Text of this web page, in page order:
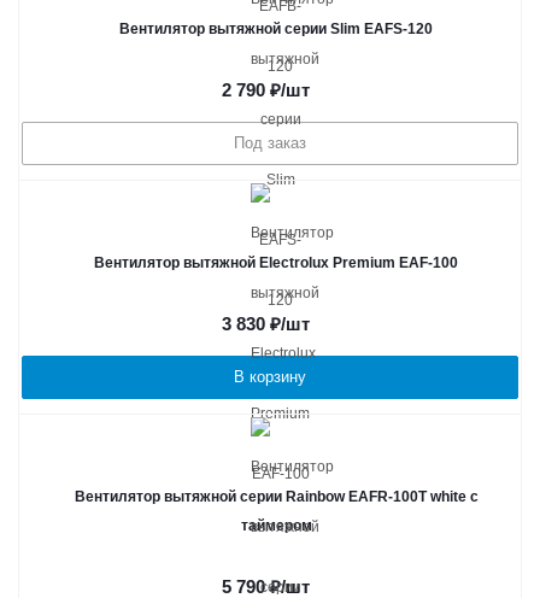
Вентилятор вытяжной серии Slim EAFS-120
2 790 ₽/шт
Под заказ
Вентилятор вытяжной Electrolux Premium EAF-100
3 830 ₽/шт
В корзину
Вентилятор вытяжной серии Rainbow EAFR-100T white с
таймером
5 790₽/шт